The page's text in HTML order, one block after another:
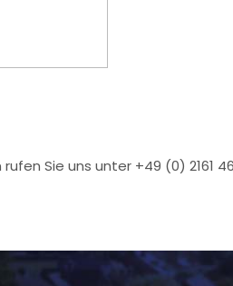
Sie uns unter +49 (0) 2161